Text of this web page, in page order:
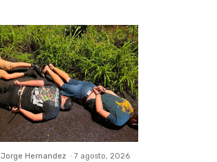
Jorge Hernandez - 7 agosto, 2026